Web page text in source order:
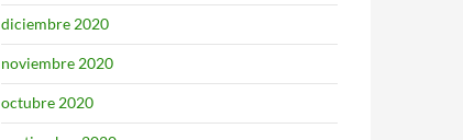
diciembre 2020
noviembre 2020
octubre 2020